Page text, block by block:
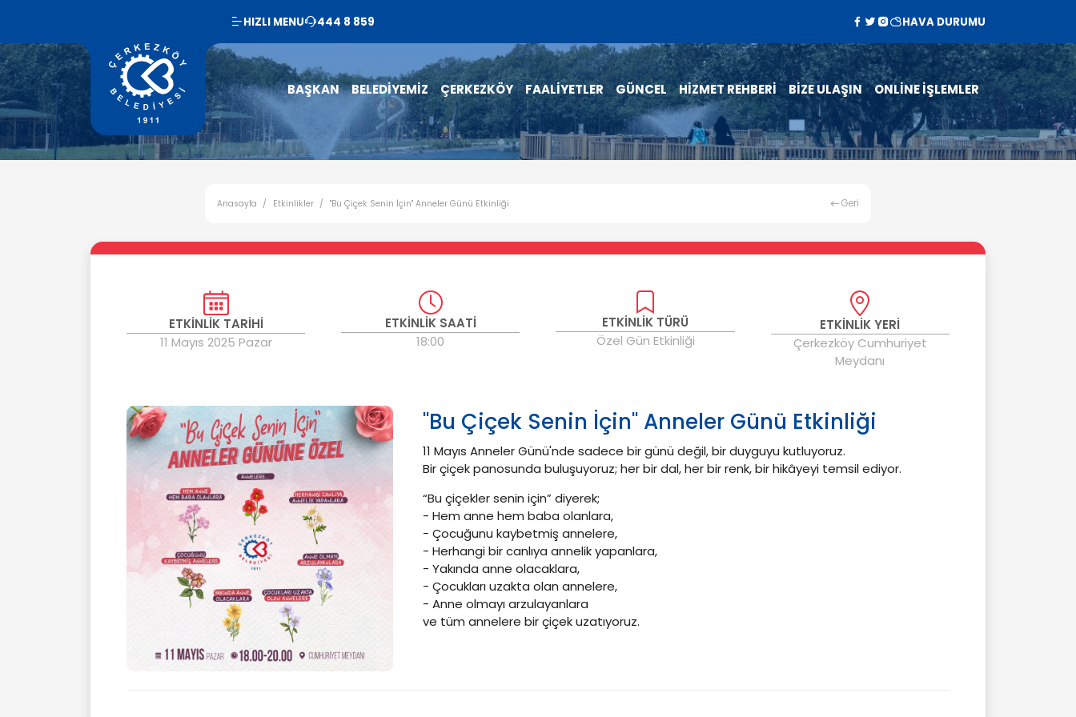
HIZLI MENU 444 8 859 HAVA DURUMU
BAŞKAN BELEDİYEMİZ ÇERKEZKÖY FAALİYETLER GÜNCEL HİZMET REHBERİ BİZE ULAŞIN ONLİNE İŞLEMLER
Anasayfa Etkinlikler ''Bu Çiçek Senin İçin'' Anneler Günü Etkinliği Geri
ETKİNLİK TARİHİ
11 Mayıs 2025 Pazar
ETKİNLİK SAATİ
18:00
ETKİNLİK TÜRÜ
Özel Gün Etkinliği
ETKİNLİK YERİ
Çerkezköy Cumhuriyet
Meydanı
''Bu Çiçek Senin İçin'' Anneler Günü Etkinliği
11 Mayıs Anneler Günü'nde sadece bir günü değil, bir duyguyu kutluyoruz.
Bir çiçek panosunda buluşuyoruz; her bir dal, her bir renk, bir hikâyeyi temsil ediyor.
“Bu çiçekler senin için” diyerek;
- Hem anne hem baba olanlara,
- Çocuğunu kaybetmiş annelere,
- Herhangi bir canlıya annelik yapanlara,
- Yakında anne olacaklara,
- Çocukları uzakta olan annelere,
- Anne olmayı arzulayanlara
ve tüm annelere bir çiçek uzatıyoruz.